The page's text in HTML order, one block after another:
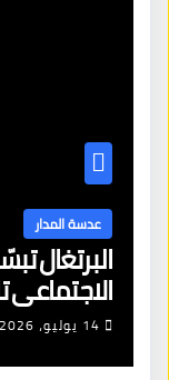
عدسة المدار
البرتغال
جديدة
14 يوليو، 2026